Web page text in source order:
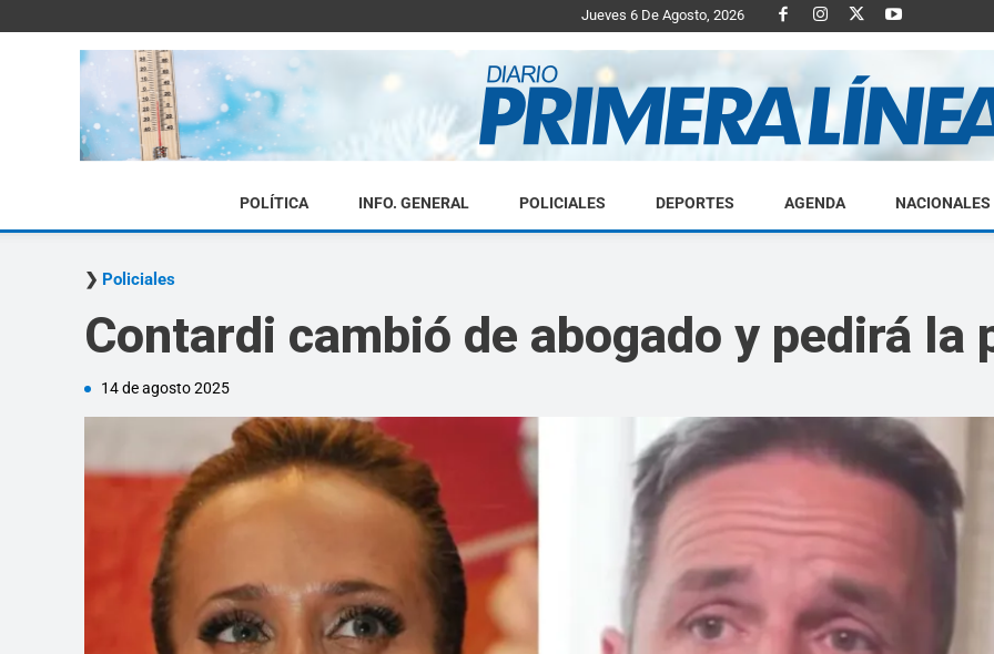
Jueves 6 De Agosto, 2026
Diario
Linea
POLÍTICA INFO. GENERAL POLICIALES DEPORTES AGENDA NACIONALES
Policiales
Contardi cambió de abogado y pedirá
14 de agosto 2025